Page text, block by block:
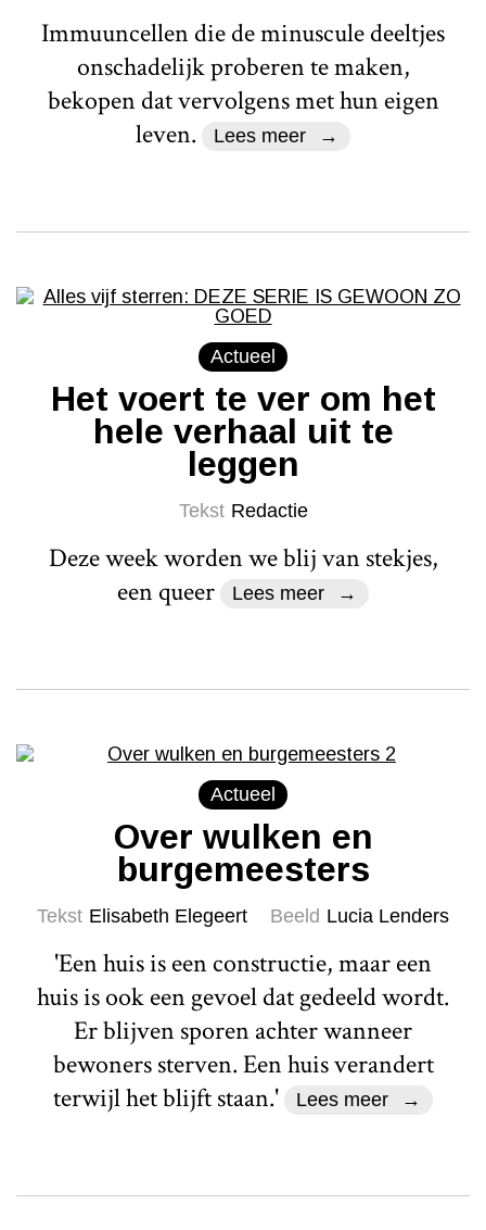
Immuuncellen die de minuscule deeltjes
onschadelijk proberen te maken,
bekopen dat vervolgens met hun eigen
leven.
Lees meer
Actueel
Het voert te ver om het
hele verhaal uit te
leggen
Tekst Redactie
Deze week worden we blij van stekjes,
een queer
Lees meer
Actueel
Over wulken en
burgemeesters
Tekst Elisabeth Elegeert Beeld Lucia Lenders
'Een huis is een constructie, maar een
huis is ook een gevoel dat gedeeld wordt.
Er blijven sporen achter wanneer
bewoners sterven. Een huis verandert
terwijl het blijft staan.'
Lees meer